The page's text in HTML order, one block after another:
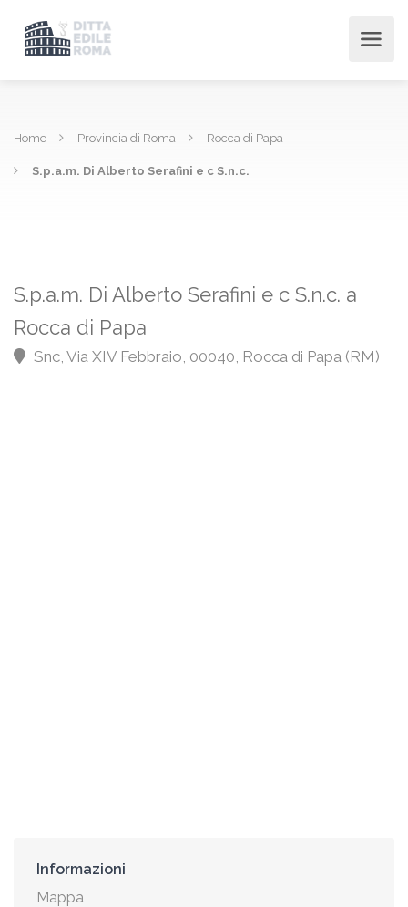
Home Provincia di Roma Rocca di Papa
S.p.a.m. Di Alberto Serafini e c S.n.c.
S.p.a.m. Di Alberto Serafini e c S.n.c. a
Rocca di Papa
Snc, Via XIV Febbraio, 00040, Rocca di Papa (RM)
Informazioni
Mappa